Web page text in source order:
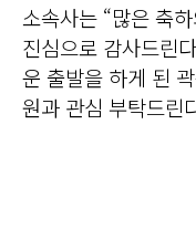
소속사는 “많은 축
진심으로 감사드린
운 출발을 하게 된
원과 관심 부탁드린